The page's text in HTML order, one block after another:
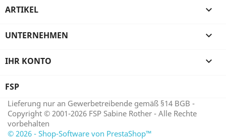
ARTIKEL 
UNTERNEHMEN 
IHR KONTO 
FSP
Lieferung nur an Gewerbetreibende gemäß §14 BGB -
Copyright © 2001-2026 FSP Sabine Rother - Alle Rechte
vorbehalten
© 2026 - Shop-Software von PrestaShop™